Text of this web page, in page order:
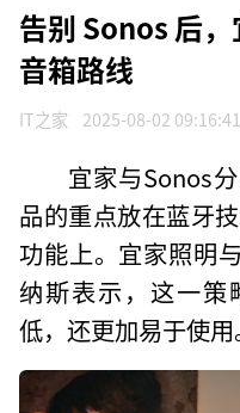
告别 Sonos 后
音箱路线
IT之家 2025-08-02 09:16:41
宜家与Sonos
品的重点放在蓝牙
功能上。宜家照明
纳斯表示，这一
低，还更加易于使用